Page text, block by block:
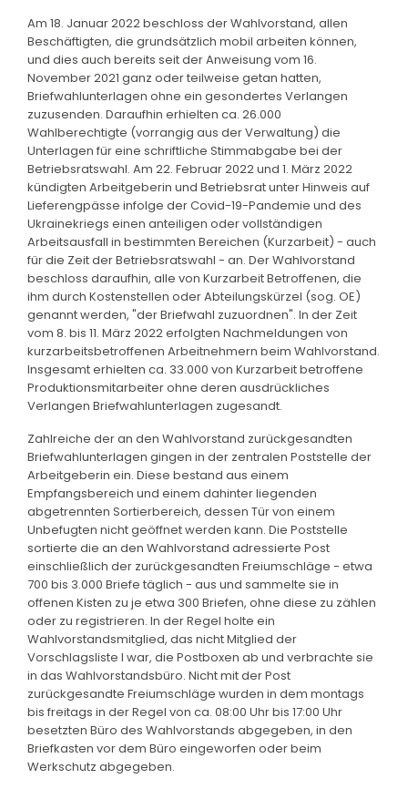
Am 18. Januar 2022 beschloss der Wahlvorstand, allen
Beschäftigten, die grundsätzlich mobil arbeiten können,
und dies auch bereits seit der Anweisung vom 16.
November 2021 ganz oder teilweise getan hatten,
Briefwahlunterlagen ohne ein gesondertes Verlangen
zuzusenden. Daraufhin erhielten ca. 26.000
Wahlberechtigte (vorrangig aus der Verwaltung) die
Unterlagen für eine schriftliche Stimmabgabe bei der
Betriebsratswahl. Am 22. Februar 2022 und 1. März 2022
kündigten Arbeitgeberin und Betriebsrat unter Hinweis auf
Lieferengpässe infolge der Covid-19-Pandemie und des
Ukrainekriegs einen anteiligen oder vollständigen
Arbeitsausfall in bestimmten Bereichen (Kurzarbeit) - auch
für die Zeit der Betriebsratswahl - an. Der Wahlvorstand
beschloss daraufhin, alle von Kurzarbeit Betroffenen, die
ihm durch Kostenstellen oder Abteilungskürzel (sog. OE)
genannt werden, "der Briefwahl zuzuordnen". In der Zeit
vom 8. bis 11. März 2022 erfolgten Nachmeldungen von
kurzarbeitsbetroffenen Arbeitnehmern beim Wahlvorstand.
Insgesamt erhielten ca. 33.000 von Kurzarbeit betroffene
Produktionsmitarbeiter ohne deren ausdrückliches
Verlangen Briefwahlunterlagen zugesandt.
Zahlreiche der an den Wahlvorstand zurückgesandten
Briefwahlunterlagen gingen in der zentralen Poststelle der
Arbeitgeberin ein. Diese bestand aus einem
Empfangsbereich und einem dahinter liegenden
abgetrennten Sortierbereich, dessen Tür von einem
Unbefugten nicht geöffnet werden kann. Die Poststelle
sortierte die an den Wahlvorstand adressierte Post
einschließlich der zurückgesandten Freiumschläge - etwa
700 bis 3.000 Briefe täglich - aus und sammelte sie in
offenen Kisten zu je etwa 300 Briefen, ohne diese zu zählen
oder zu registrieren. In der Regel holte ein
Wahlvorstandsmitglied, das nicht Mitglied der
Vorschlagsliste I war, die Postboxen ab und verbrachte sie
in das Wahlvorstandsbüro. Nicht mit der Post
zurückgesandte Freiumschläge wurden in dem montags
bis freitags in der Regel von ca. 08:00 Uhr bis 17:00 Uhr
besetzten Büro des Wahlvorstands abgegeben, in den
Briefkasten vor dem Büro eingeworfen oder beim
Werkschutz abgegeben.